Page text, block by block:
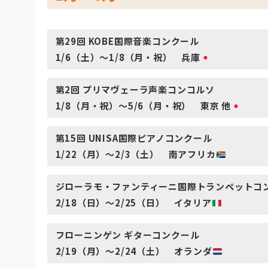
第29回 KOBE国際音楽コンクール
1/6（土）～1/8（月・祝） 兵庫
第2回 プリマヴェーラ声楽コンコルソ
1/8（月・祝）～5/6（月・祝） 東京 他
第15回 UNISA国際ピアノコンクール
1/22（月）～2/3（土） 南アフリカ
ジローラモ・ファンティーニ国際トランペットコ
2/18（日）～2/25（日） イタリア
フローニンゲン ギターコンクール
2/19（月）～2/24（土） オランダ